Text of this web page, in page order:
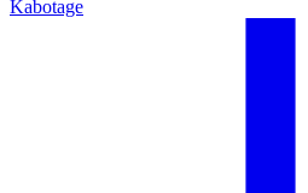
Kabotage